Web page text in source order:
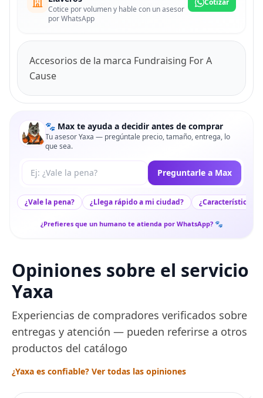
Cotice por volumen y hable con un asesor
por WhatsApp
Accesorios de la marca Fundraising For A
Cause
🐾 Max te ayuda a decidir antes de comprar
Tu asesor Yaxa — pregúntale precio, tamaño, entrega, lo
que sea.
Tu pregunta a Max Preguntarle a Max
¿Vale la pena? ¿Llega rápido a mi ciudad? ¿Características
¿Prefieres que un humano te atienda por WhatsApp? 🐾
Opiniones sobre el servicio
Yaxa
Experiencias de compradores verificados sobre
entregas y atención — pueden referirse a otros
productos del catálogo
¿Yaxa es confiable? Ver todas las opiniones